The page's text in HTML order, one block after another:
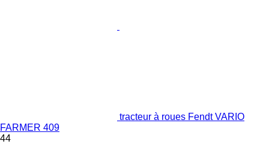
tracteur à roues Fendt VARIO
FARMER 409
44